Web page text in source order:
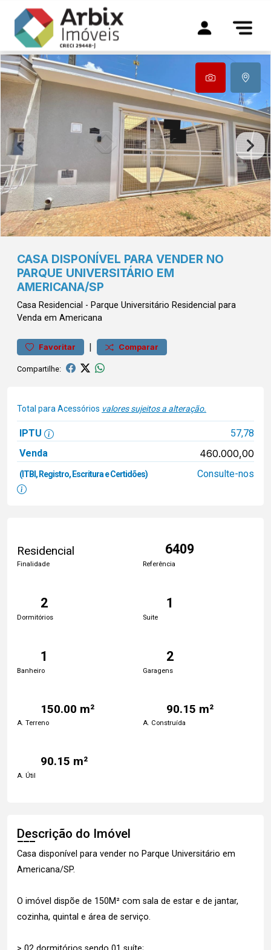
CASA DISPONÍVEL PARA VENDER NO
PARQUE UNIVERSITÁRIO EM
AMERICANA/SP
Casa Residencial - Parque Universitário Residencial para
Venda em Americana
Favoritar | Comparar
Compartilhe:
Total para Acessórios valores sujeitos a alteração.
IPTU
57,78
Venda
460.000,00
(ITBI, Registro, Escritura e Certidões) Consulte-nos
Residencial
Finalidade
6409
Referência
2
Dormitórios
1
Suite
1
Banheiro
2
Garagens
150.00 m²
A. Terreno
90.15 m²
A. Construída
90.15 m²
A. Útil
Descrição do Imóvel
Casa disponível para vender no Parque Universitário em
Americana/SP.
O imóvel dispõe de 150M² com sala de estar e de jantar,
cozinha, quintal e área de serviço.